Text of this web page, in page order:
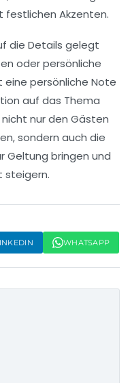
festlichen Akzenten.
die Details gelegt
oderpersönliche
eine persönliche Note
auf das Thema
nur den Gästen
sondern auch die
Geltung bringen und
steigern.
WHATSAPP